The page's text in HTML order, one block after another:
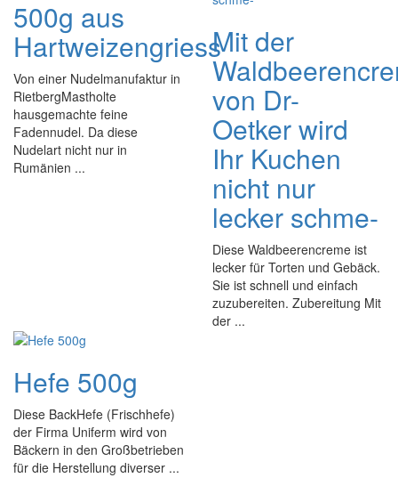
500g aus
Hartweizengriess
Von einer Nudelmanufaktur in
RietbergMastholte
hausgemachte feine
Fadennudel. Da diese
Nudelart nicht nur in
Rumänien ...
Mit der
von Dr-
Oetker wird
Ihr Kuchen
nicht nur
lecker schme-
Diese Waldbeerencreme ist
lecker für Torten und Gebäck.
Sie ist schnell und einfach
zuzubereiten. Zubereitung Mit
der ...
Hefe 500g
Diese BackHefe (Frischhefe)
der Firma Uniferm wird von
Bäckern in den Großbetrieben
für die Herstellung diverser ...